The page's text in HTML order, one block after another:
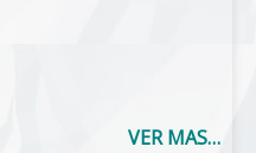
VER MAS…